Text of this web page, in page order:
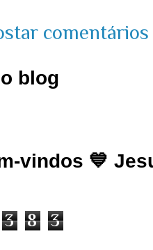
blog
vindos 💙
3 8 3